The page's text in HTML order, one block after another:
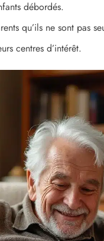
débordés.
qu’ils ne sont pas
centres d’intérêt.